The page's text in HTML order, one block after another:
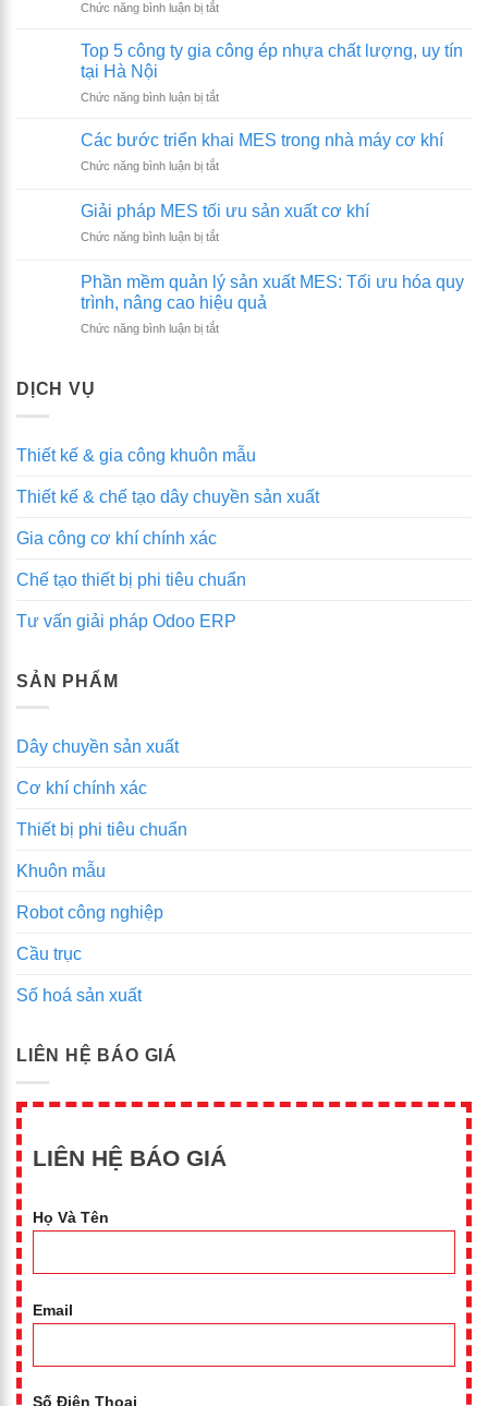
Chức năng bình luận bị tắtở
thống
gì?
trò
Ứng
ERP
Top 5 công ty gia công ép nhựa chất lượng, uy tín
tại Hà Nội
Chức năng bình luận bị tắtở
ty
công
nhựa
lượng,
uy
tại
Các bước triển khai MES trong nhà máy cơ khí
Chức năng bình luận bị tắtở
bước
triển
khai
trong
nhà
máy
cơ
Giải pháp MES tối ưu sản xuất cơ khí
Chức năng bình luận bị tắtở
pháp
MES
tối
ưu
Phần mềm quản lý sản xuất MES: Tối ưu hóa quy
trình, nâng cao hiệu quả
Chức năng bình luận bị tắtở
MES:
ưu
cao
quả
DỊCH VỤ
Thiết kế & gia công khuôn mẫu
Thiết kế & chế tạo dây chuyền sản xuất
Gia công cơ khí chính xác
Chế tạo thiết bị phi tiêu chuẩn
Tư vấn giải pháp Odoo ERP
SẢN PHẨM
Dây chuyền sản xuất
Cơ khí chính xác
Thiết bị phi tiêu chuẩn
Khuôn mẫu
Robot công nghiệp
Cầu trục
Số hoá sản xuất
LIÊN HỆ BÁO GIÁ
LIÊN HỆ BÁO GIÁ
Họ Và Tên
Email
Số Điện Thoại